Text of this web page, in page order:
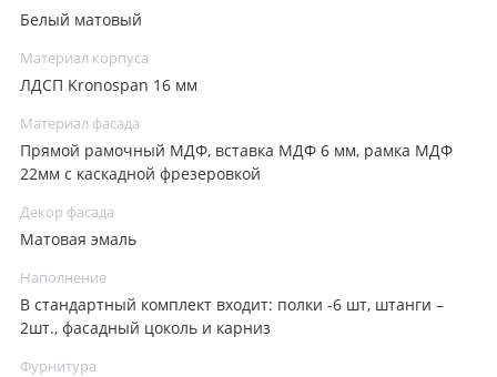
Белый матовый
Материал корпуса
ЛДСП Kronospan 16 мм
Материал фасада
Прямой рамочный МДФ, вставка МДФ 6 мм, рамка МДФ
22мм с каскадной фрезеровкой
Декор фасада
Матовая эмаль
Наполнение
В стандартный комплект входит: полки -6 шт, штанги –
2шт., фасадный цоколь и карниз
Фурнитура